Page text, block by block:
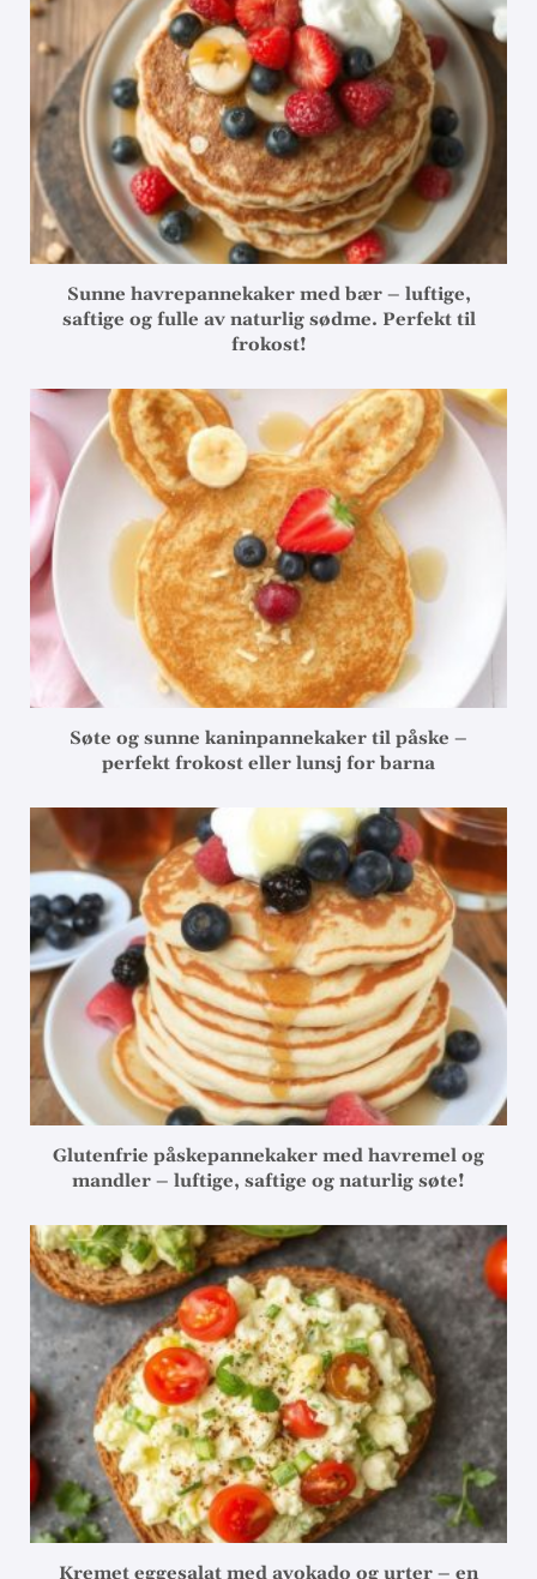
Sunne havrepannekaker med bær – luftige,
saftige og fulle av naturlig sødme. Perfekt til
frokost!
Søte og sunne kaninpannekaker til påske –
perfekt frokost eller lunsj for barna
Glutenfrie påskepannekaker med havremel og
mandler – luftige, saftige og naturlig søte!
Kremet eggesalat med avokado og urter – en